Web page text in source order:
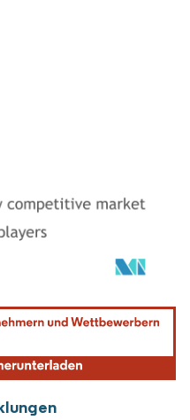
erfordert Namensnennung gemäß